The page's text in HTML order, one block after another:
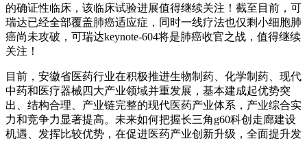
的确证性临床，该临床试验进展值得继续关注！截至目前，可
瑞达已经全部覆盖肺癌适应症，同时一线疗法也仅剩小细胞肺
癌尚未攻破，可瑞达keynote-604将是肺癌收官之战，值得继续
关注！
目前，安徽省医药行业在积极推进生物制药、化学制药、现代
中药和医疗器械四大产业领域并重发展，基本建成起优势突
出、结构合理、产业链完整的现代医药产业体系，产业综合实
力和竞争力显著提高。未来如何把握长三角g60科创走廊建设
机遇、发挥比较优势，在促进医药产业创新升级，全面提升发